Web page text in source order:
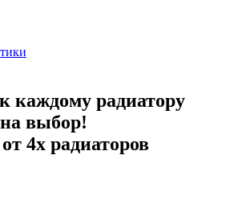
каждому радиатору
выбор!
4х радиаторов